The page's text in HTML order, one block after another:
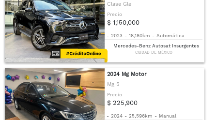
Clase Gle
Precio
$ 1,150,000
- 2023 - 18,180km - Automática
Mercedes-Benz Autosat Insurgentes
CIUDAD DE MÉXICO
2024 Mg Motor
Mg 5
Precio
$ 225,900
- 2024 - 25,596km - Manual